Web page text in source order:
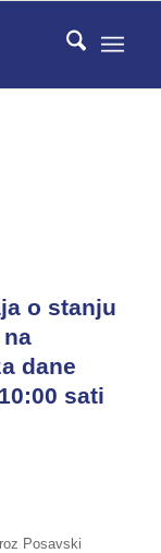
o stanju
dane
sati
Posavski